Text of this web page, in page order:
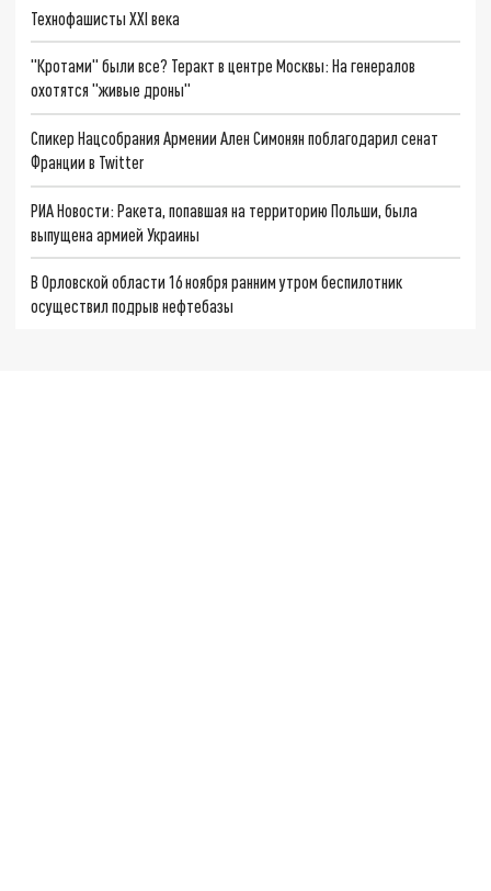
Технофашисты XXI века
"Кротами" были все? Теракт в центре Москвы: На генералов
охотятся "живые дроны"
Спикер Нацсобрания Армении Ален Симонян поблагодарил сенат
Франции в Twitter
РИА Новости: Ракета, попавшая на территорию Польши, была
выпущена армией Украины
В Орловской области 16 ноября ранним утром беспилотник
осуществил подрыв нефтебазы